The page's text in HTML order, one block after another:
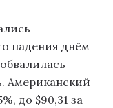
падения днём
Американский
до $90,31 за